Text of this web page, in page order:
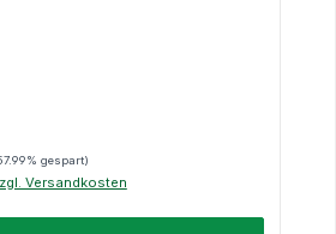
gespart)
Versandkosten